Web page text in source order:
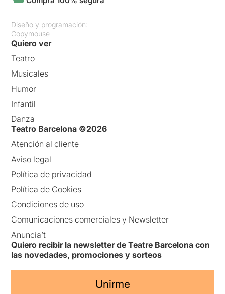
Diseño y programación:
Copymouse
Quiero ver
Teatro
Musicales
Humor
Infantil
Danza
Teatro Barcelona ©2026
Atención al cliente
Aviso legal
Política de privacidad
Política de Cookies
Condiciones de uso
Comunicaciones comerciales y Newsletter
Anuncia’t
Quiero recibir la newsletter de Teatre Barcelona con
las novedades, promociones y sorteos
Unirme